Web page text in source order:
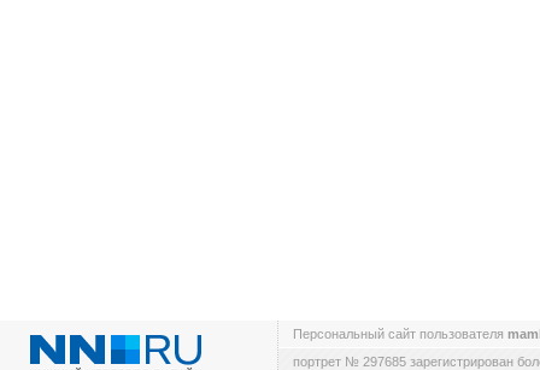
Персональный сайт пользователя
портрет № 297685 зарегистрирован